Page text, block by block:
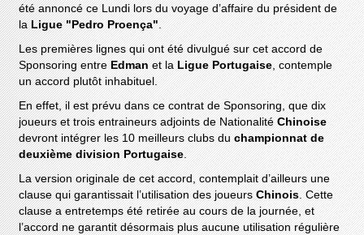
été annoncé ce Lundi lors du voyage d’affaire du président de
laLigue "Pedro Proença".
Les premières lignes qui ont été divulgué sur cet accord de
Sponsoring entre Edmanet la Ligue Portugaise, contemple
un accord plutôt inhabituel.
En effet, il est prévu dans ce contrat de Sponsoring, que dix
joueurs et trois entraineurs adjoints de NationalitéChinoise
devront intégrer les 10 meilleurs clubs duchampionnat de
deuxième division Portugaise.
La version originale de cet accord, contemplait d’ailleurs une
clause qui garantissait l’utilisation des joueursChinois. Cette
clause a entretemps été retirée au cours de la journée, et
l’accord ne garantit désormais plus aucune utilisation régulière